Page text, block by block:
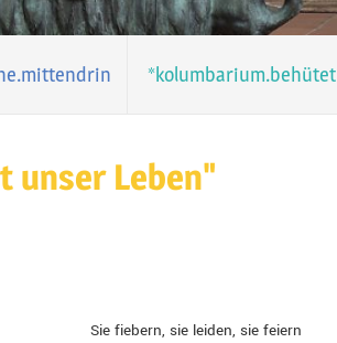
*kolumbarium.behütet
unser Leben"
Sie fiebern, sie leiden, sie feiern